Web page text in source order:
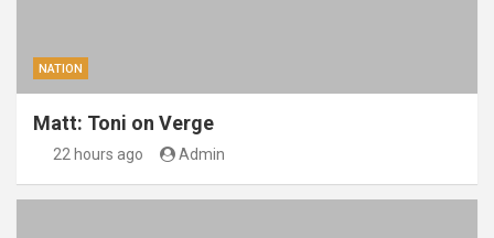
NATION
Matt: Toni on Verge
22 hours ago Admin